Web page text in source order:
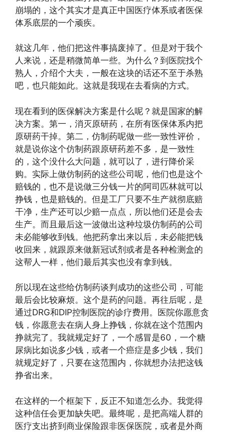
崩塌的，这个其实才是真正中国医疗体系或者医保
体系底层的一个顽疾。
就这几年，他们把这件事搞废掉了。但是对于我个
人来说，还是稍微简单一些。为什么？到医院找个
熟人，介绍个大夫，一般在这块的话还不至于杀熟
吧，也只能如此。这就是我现在去看病的方式。
现在看到的医保解决方案是什么呢？就是国家的解
决方案。第一，消灭原研药，在所有医保体系内把
原研药干掉。第二，仿制药呢做一些一致性评价，
就是说你这个仿制药跟原研药差不多，是一致性
的，这个没什么大问题，就可以了，进行降价采
购。实际上做仿制药的这些公司呢，他们也是这个
赔钱的，也不是说做三分钱一片的阿司匹林就可以
挣钱，也是赔钱的。但是工厂只要不生产就彻底赔
干净，生产还可以少赔一点点，所以他们还是会去
生产。而且最后这一波做出这种垃圾仿制药的公司
未必能够收到钱。他把药拿出来以后，未必能把钱
收回来，就跟原来做新冠试剂或者是各种检测盒的
这帮人一样，他们最后其实也没有拿到钱。
所以现在这些给仿制药谈判成功的这些公司，可能
最后会比较麻烦。这个是药的问题。再往后呢，是
通过DRG和DIP控制医院的诊疗费用。医院你愿意贪
钱，你愿意去在病人身上挣钱，你就在这个范围内
挣就完了。我就规定好了，一个感冒是60，一个糖
尿病比如说多少钱，或者一个癌症是多少钱，我们
就规定好了，只要在这范围内，你就想办法把这钱
挣省出来。
在这样的一个框架下，反正不知道怎么办。我觉得
这种信任会更加缺失吧。最终呢，是把高端人群的
医疗支出挤到商业保险跟非医保医院，或者是外商